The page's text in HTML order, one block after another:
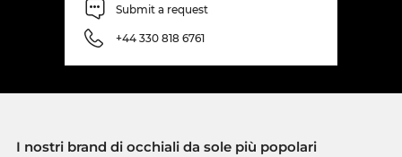
Submit a request
+44 330 818 6761
I nostri brand di occhiali da sole più popolari